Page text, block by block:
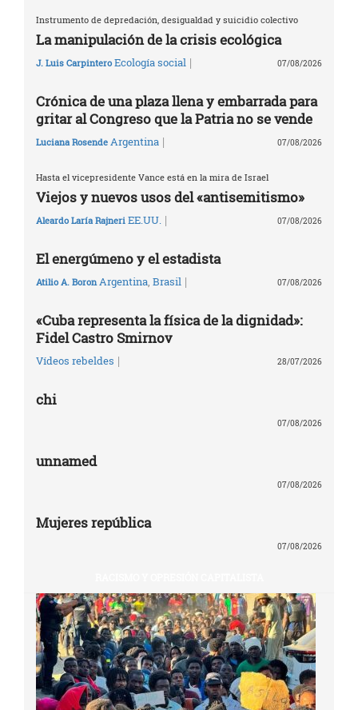
Instrumento de depredación, desigualdad y suicidio colectivo
La manipulación de la crisis ecológica
J. Luis Carpintero Ecología social | 07/08/2026
Crónica de una plaza llena y embarrada para
gritar al Congreso que la Patria no se vende
Luciana Rosende Argentina | 07/08/2026
Hasta el vicepresidente Vance está en la mira de Israel
Viejos y nuevos usos del «antisemitismo»
Aleardo Laría Rajneri EE.UU. | 07/08/2026
El energúmeno y el estadista
Atilio A. Boron Argentina, Brasil | 07/08/2026
«Cuba representa la física de la dignidad»:
Fidel Castro Smirnov
Vídeos rebeldes | 28/07/2026
chi
07/08/2026
unnamed
07/08/2026
Mujeres república
07/08/2026